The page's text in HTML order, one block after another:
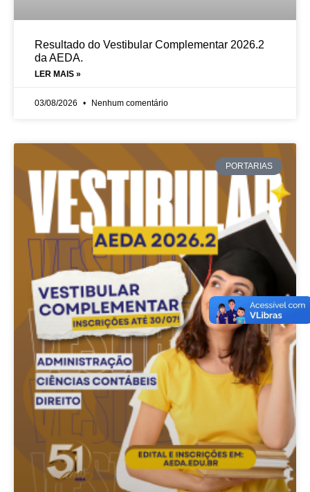
Resultado do Vestibular Complementar 2026.2
da AEDA.
LER MAIS »
03/08/2026 Nenhum comentário
PORTARIAS